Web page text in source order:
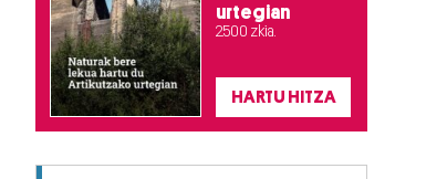
urtegian
2.500 zkia.
HARTU HITZA